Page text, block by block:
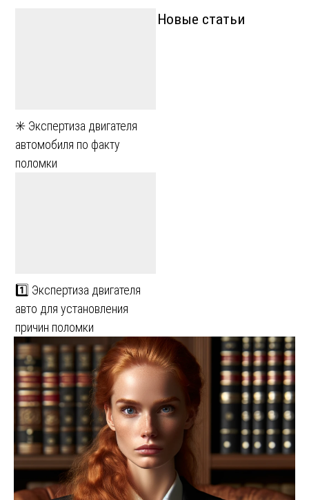
✳️ Экспертиза двигателя
автомобиля по факту
поломки
1️⃣ Экспертиза двигателя
авто для установления
причин поломки
Новые статьи